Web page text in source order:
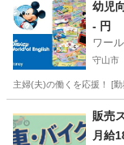
幼児
- 円
ワー
守山市
主婦(夫)の働くを応援！ [
営業
販売
月給